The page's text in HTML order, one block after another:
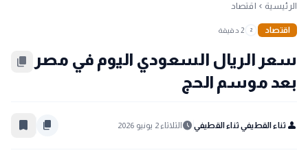
الرئيسية chevron_left اقتصاد
اقتصاد 2 2 دقيقة
سعر الريال السعودي اليوم في مصر
بعد موسم الحج
content_copy
person ثناء القطيفي ثناء القطيفي schedule الثلاثاء 2 يونيو 2026 content_copy
bookmark_border